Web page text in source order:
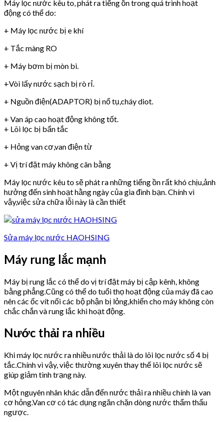
Máy lọc nước kêu to, phát ra tiếng ồn trong quá trình hoạt
động có thể do:
+ Máy lọc nước bị e khí
+ Tắc màng RO
+ Máy bơm bị mòn bi.
+Vòi lấy nước sạch bị rò rỉ.
+ Nguồn điện(ADAPTOR) bị nổ tụ,cháy diot.
+ Van áp cao hoạt động không tốt.
+ Lõi lọc bị bẩn tắc
+ Hỏng van cơ,van điện từ
+ Vị trí đặt máy không cân bằng
Máy lọc nước kêu to sẽ phát ra những tiếng ồn rất khó chịu,ảnh
hưởng đến sinh hoạt hằng ngày của gia đình bạn. Chính vì
vậy,việc sửa chữa lỗi này là cần thiết
Sửa máy lọc nước HAOHSING
Máy rung lắc mạnh
Máy bị rung lắc có thể do vị trí đặt máy bị cập kênh, không
bằng phẳng.Cũng có thể do tuổi thọ hoạt động của máy đã cao
nên các ốc vít nối các bộ phận bị lỏng,khiến cho máy không còn
chắc chắn và rung lắc khi hoạt động.
Nước thải ra nhiều
Khi máy lọc nước ra nhiều nước thải là do lõi lọc nước số 4 bị
tắc.Chính vì vậy, việc thường xuyên thay thế lõi lọc nước sẽ
giúp giảm tình trạng này.
Một nguyên nhân khác dẫn đến nước thải ra nhiều chính là van
cơ hỏng.Van cơ có tác dụng ngăn chặn dòng nước thẩm thấu
ngược.